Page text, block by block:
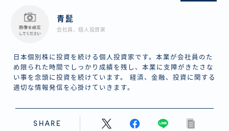
青髭
会社員、個人投資家
日本個別株に投資を続ける個人投資家です。本業が会社員のた
め限られた時間でしっかり成績を残し、本業に支障がきたさな
い事を念頭に投資を続けています。 経済、金融、投資に関する
適切な情報発信を心掛けていきます。
SHARE